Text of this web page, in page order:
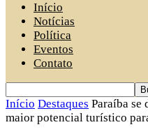
Início
Notícias
Política
Eventos
Contato
Início Destaques Paraíba se
maior potencial turístico